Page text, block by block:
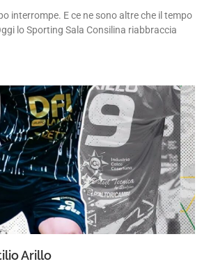
interrompe. E ce ne sono altre che il tempo
lo Sporting Sala Consilina riabbraccia
Arillo